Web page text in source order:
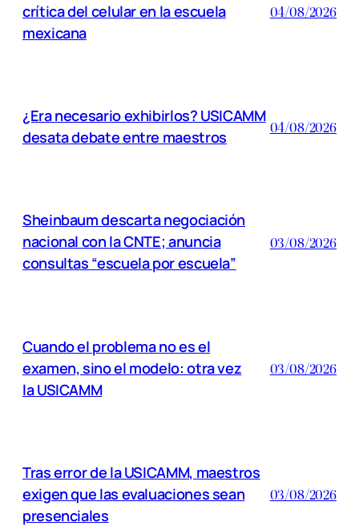
crítica del celular en la escuela
mexicana
04/08/2026
¿Era necesario exhibirlos? USICAMM
desata debate entre maestros
04/08/2026
Sheinbaum descarta negociación
nacional con la CNTE; anuncia
consultas “escuela por escuela”
03/08/2026
Cuando el problema no es el
examen, sino el modelo: otra vez
la USICAMM
03/08/2026
Tras error de la USICAMM, maestros
exigen que las evaluaciones sean
presenciales
03/08/2026